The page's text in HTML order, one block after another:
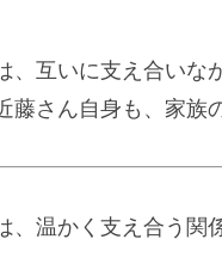
、互いに支え合いな
藤さん自身も、家族
、温かく支え合う関